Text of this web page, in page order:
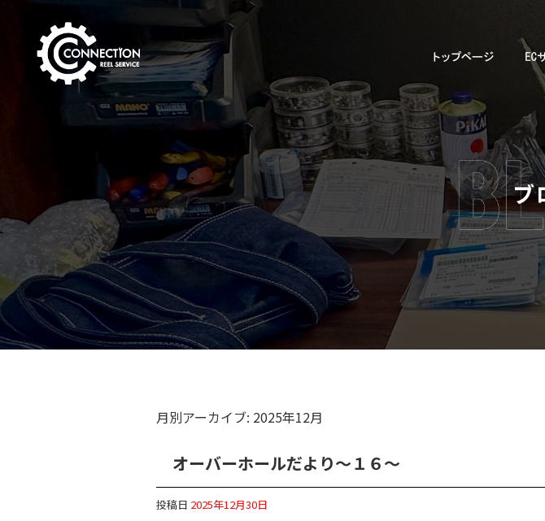
月別アーカイブ: 2025年12月
オーバーホールだより～１６～
投稿日 2025年12月30日